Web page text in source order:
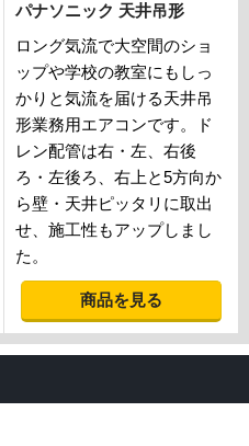
パナソニック 天井吊形
ロング気流で大空間のショ
ップや学校の教室にもしっ
かりと気流を届ける天井吊
形業務用エアコンです。ド
レン配管は右・左、右後
ろ・左後ろ、右上と5方向か
ら壁・天井ピッタリに取出
せ、施工性もアップしまし
た。
商品を見る